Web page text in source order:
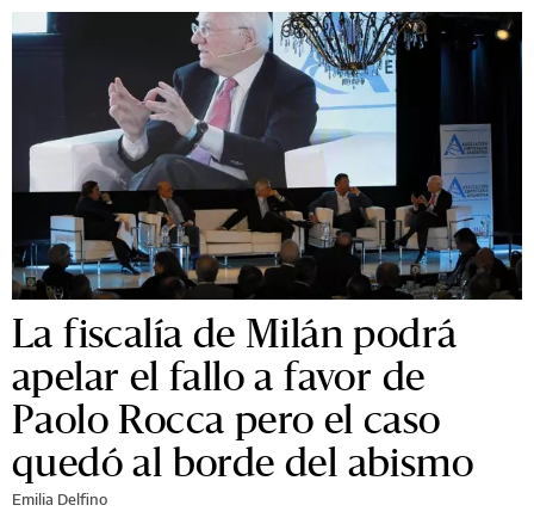
La fiscalía de Milán podrá
apelar el fallo a favor de
Paolo Rocca pero el caso
quedó al borde del abismo
Emilia Delfino